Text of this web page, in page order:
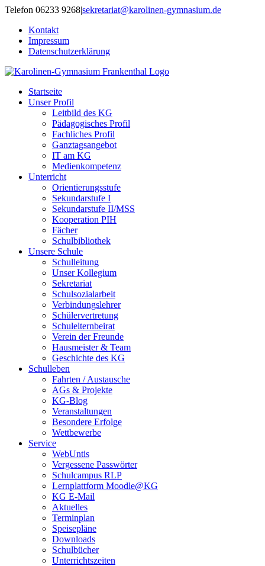
Zum
springen
Telefon 06233 9268|sekretariat@karolinen-gymnasium.de
Kontakt
Impressum
Datenschutzerklärung
Startseite
Unser Profil
Leitbild des KG
Pädagogisches Profil
Fachliches Profil
Ganztagsangebot
IT am KG
Medienkompetenz
Unterricht
Orientierungsstufe
Sekundarstufe I
Sekundarstufe II/MSS
Kooperation PIH
Fächer
Schulbibliothek
Unsere Schule
Schulleitung
Unser Kollegium
Sekretariat
Schulsozialarbeit
Verbindungslehrer
Schülervertretung
Schulelternbeirat
Verein der Freunde
Hausmeister & Team
Geschichte des KG
Schulleben
Fahrten / Austausche
AGs & Projekte
KG-Blog
Veranstaltungen
Besondere Erfolge
Wettbewerbe
Service
WebUntis
Vergessene Passwörter
Schulcampus RLP
Lernplattform Moodle@KG
KG E-Mail
Aktuelles
Terminplan
Speisepläne
Downloads
Schulbücher
Unterrichtszeiten